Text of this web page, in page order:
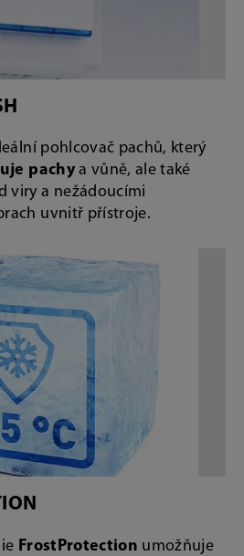
pohlcovač pachů, který
pachya vůně, ale také
viry a nežádoucími
uvnitř přístroje.
FrostProtection umožňuje